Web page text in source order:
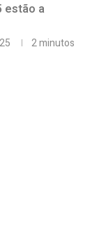
estão a
2 minutos